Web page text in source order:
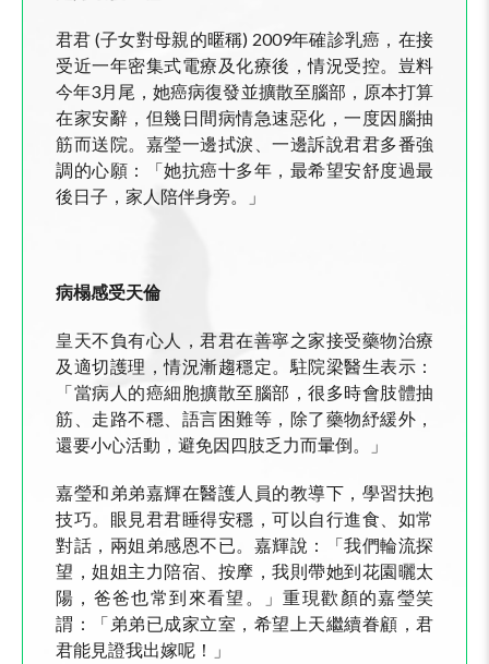
君君 (子女對母親的暱稱) 2009年確診乳癌，在接
受近一年密集式電療及化療後，情況受控。豈料
今年3月尾，她癌病復發並擴散至腦部，原本打算
在家安辭，但幾日間病情急速惡化，一度因腦抽
筋而送院。嘉瑩一邊拭淚、一邊訴說君君多番強
調的心願：「她抗癌十多年，最希望安舒度過最
後日子，家人陪伴身旁。」
病榻感受天倫
皇天不負有心人，君君在善寧之家接受藥物治療
及適切護理，情況漸趨穩定。駐院梁醫生表示：
「當病人的癌細胞擴散至腦部，很多時會肢體抽
筋、走路不穩、語言困難等，除了藥物紓緩外，
還要小心活動，避免因四肢乏力而暈倒。」
嘉瑩和弟弟嘉輝在醫護人員的教導下，學習扶抱
技巧。眼見君君睡得安穩，可以自行進食、如常
對話，兩姐弟感恩不已。嘉輝說：「我們輪流探
望，姐姐主力陪宿、按摩，我則帶她到花園曬太
陽，爸爸也常到來看望。」重現歡顏的嘉瑩笑
謂：「弟弟已成家立室，希望上天繼續眷顧，君
君能見證我出嫁呢！」